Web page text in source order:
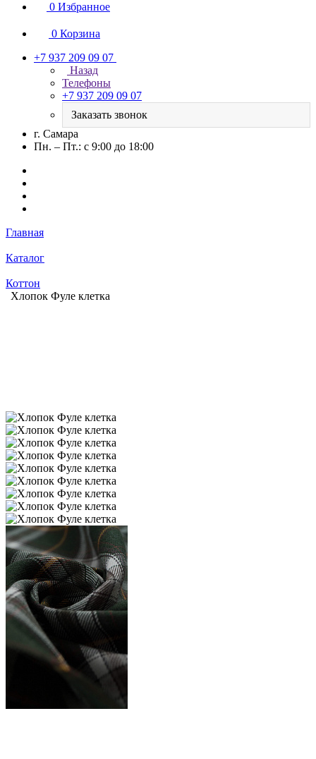
0 Избранное
0 Корзина
+7 937 209 09 07
Назад
Телефоны
+7 937 209 09 07
Заказать звонок
г. Самара
Пн. – Пт.: с 9:00 до 18:00
Главная
Каталог
Коттон
Хлопок Фуле клетка